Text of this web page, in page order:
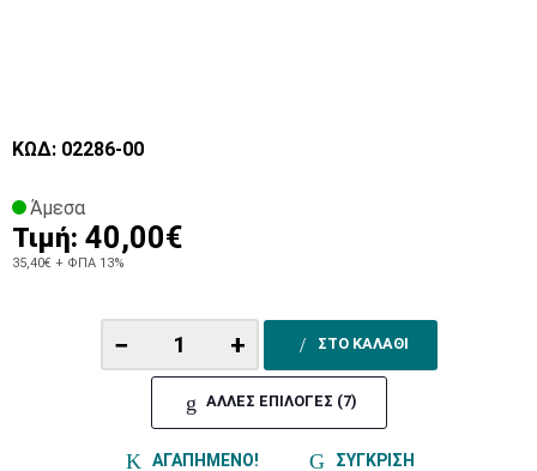
ΚΩΔ: 02286-00
Άμεσα
Τιμή: 40,00€
35,40€ + ΦΠΑ 13%
− + ΣΤΟ ΚΑΛΑΘΙ
ΑΛΛΕΣ ΕΠΙΛΟΓΕΣ (7)
ΑΓΑΠΗΜΕΝΟ! ΣΥΓΚΡΙΣΗ